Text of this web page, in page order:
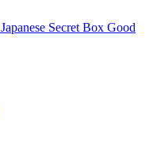
Japanese Secret Box Good